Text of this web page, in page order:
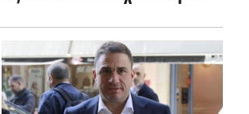
αποθήκευση